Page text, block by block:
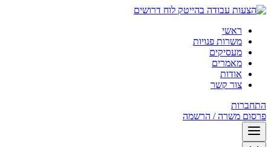
לוח דרושים
ראשי
משרות פנויות
מעסיקים
מאמרים
אודות
צור קשר
התחברות
פרסום משרה / הרשמה